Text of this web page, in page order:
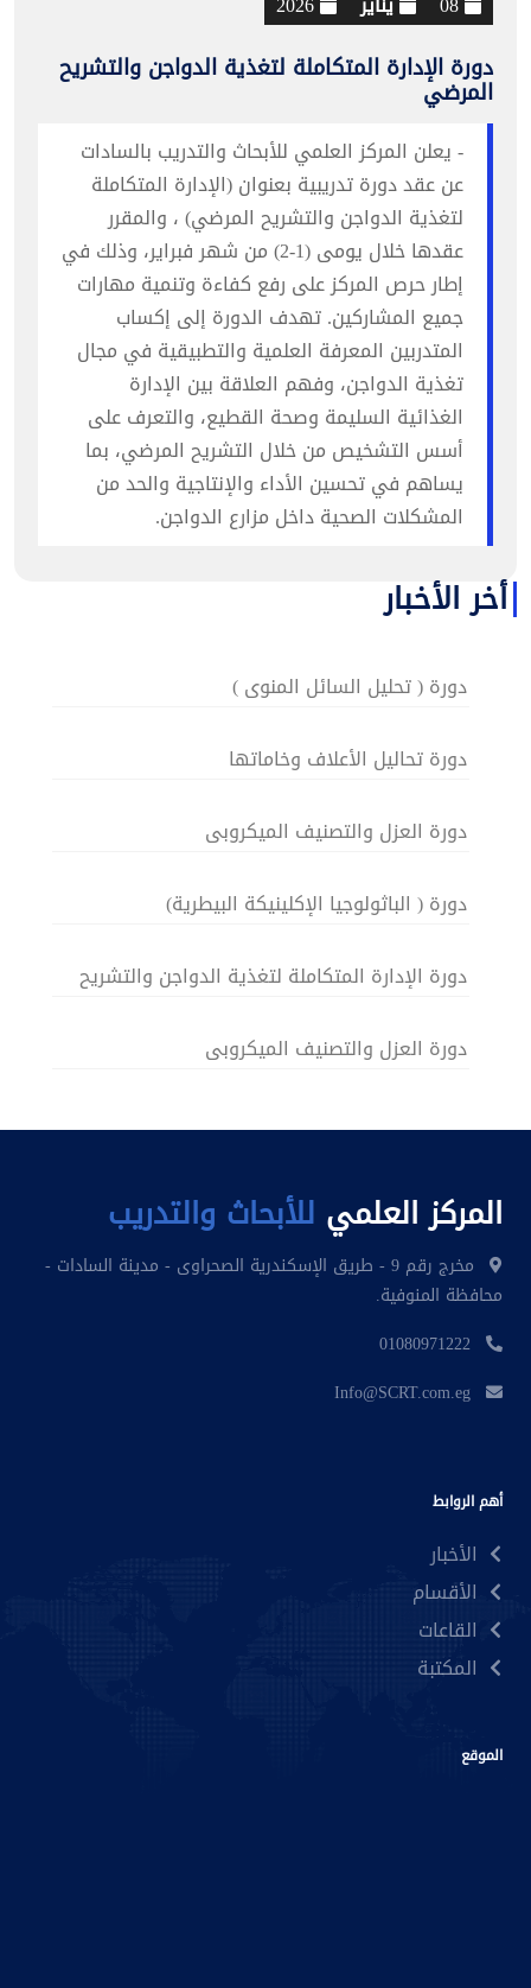
دورة الإدارة المتكاملة لتغذية الدواجن والتشريح
المرضي
- يعلن المركز العلمي للأبحاث والتدريب بالسادات
عن عقد دورة تدريبية بعنوان (الإدارة المتكاملة
لتغذية الدواجن والتشريح المرضي) ، والمقرر
عقدها خلال يومى (1-2) من شهر فبراير، وذلك في
إطار حرص المركز على رفع كفاءة وتنمية مهارات
جميع المشاركين. تهدف الدورة إلى إكساب
المتدربين المعرفة العلمية والتطبيقية في مجال
تغذية الدواجن، وفهم العلاقة بين الإدارة
الغذائية السليمة وصحة القطيع، والتعرف على
أسس التشخيص من خلال التشريح المرضي، بما
يساهم في تحسين الأداء والإنتاجية والحد من
المشكلات الصحية داخل مزارع الدواجن.
أخر الأخبار
دورة ( تحليل السائل المنوى )
دورة تحاليل الأعلاف وخاماتها
دورة العزل والتصنيف الميكروبى
دورة ( الباثولوجيا الإكلينيكة البيطرية)
دورة الإدارة المتكاملة لتغذية الدواجن والتشريح
دورة العزل والتصنيف الميكروبى
المركز العلمي للأبحاث والتدريب
مخرج رقم 9 - طريق الإسكندرية الصحراوى - مدينة السادات -
محافظة المنوفية.
01080971222
Info@SCRT.com.eg
أهم الروابط
الأخبار
الأقسام
القاعات
المكتبة
الموقع